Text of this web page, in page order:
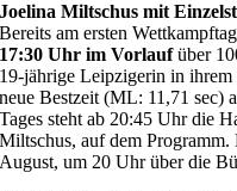
Joelina Miltschus mit
Bereits am ersten
17:30 Uhr im Vorlaufüber
19-jährige Leipzigerin in
neue Bestzeit (ML: 11,71 sec)
Tages steht ab 20:45 Uhr die
Miltschus, auf dem Programm.
August, um 20 Uhr über die